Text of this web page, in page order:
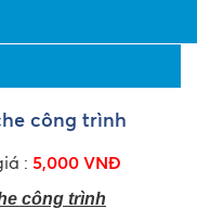
công trình
: 5,000 VNĐ
công trình